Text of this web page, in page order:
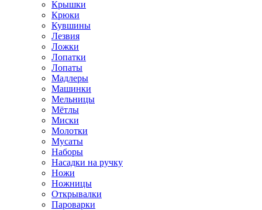
Крышки
Крюки
Кувшины
Лезвия
Ложки
Лопатки
Лопаты
Мадлеры
Машинки
Мельницы
Мётлы
Миски
Молотки
Мусаты
Наборы
Насадки на ручку
Ножи
Ножницы
Открывалки
Пароварки